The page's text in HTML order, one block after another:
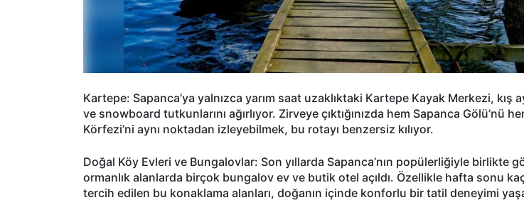
Kartepe: Sapanca’ya yalnızca yarım saat uzaklıktaki Kartepe Kayak Merkezi, kış
ve snowboard tutkunlarını ağırlıyor. Zirveye çıktığınızda hem Sapanca Gölü’nü
Körfezi’ni aynı noktadan izleyebilmek, bu rotayı benzersiz kılıyor.
Doğal Köy Evleri ve Bungalovlar: Son yıllarda Sapanca’nın popülerliğiyle birlikte
ormanlık alanlarda birçok bungalov ev ve butik otel açıldı. Özellikle hafta sonu
tercih edilen bu konaklama alanları, doğanın içinde konforlu bir tatil deneyimi